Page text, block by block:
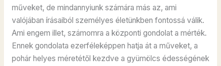
műveket, de mindannyiunk számára más az, ami
valójában írásaiból személyes életünkben fontossá válik.
Ami engem illet, számomra a központi gondolat a mérték.
Ennek gondolata ezerféleképpen hatja át a műveket, a
pohár helyes méretétől kezdve a gyümölcs édességének